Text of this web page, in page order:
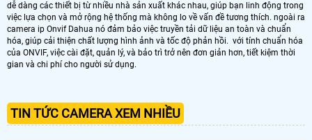
dễ dàng các thiết bị từ nhiều nhà sản xuất khác nhau, giúp bạn linh động trong
việc lựa chọn và mở rộng hệ thống mà không lo về vấn đề tương thích. ngoài ra
camera ip Onvif Dahua nó đảm bảo việc truyền tải dữ liệu an toàn và chuẩn
hóa, giúp cải thiện chất lượng hình ảnh và tốc độ phản hồi. với tính chuẩn hóa
của ONVIF, việc cài đặt, quản lý, và bảo trì trở nên đơn giản hơn, tiết kiệm thời
gian và chi phí cho người sử dụng.
TIN TỨC CAMERA XEM NHIỀU